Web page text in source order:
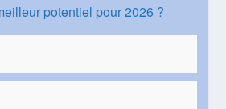
potentiel pour 2026 ?